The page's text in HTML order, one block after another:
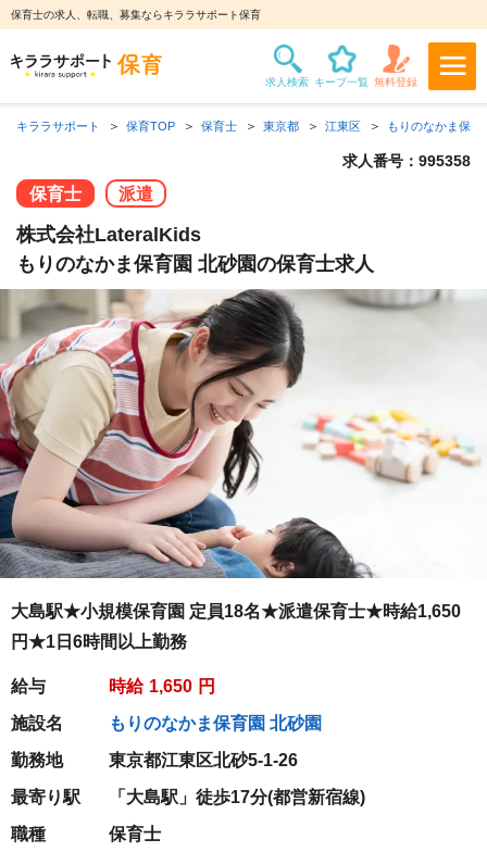
保育士の求人、転職、募集ならキララサポート保育
キララサポート 保育TOP 保育士 東京都 江東区 もりのなかま保育
求人番号：995358
保育士 派遣
株式会社LateralKids
もりのなかま保育園 北砂園の保育士求人
大島駅★小規模保育園 定員18名★派遣保育士★時給1,650
円★1日6時間以上勤務
給与 時給 1,650 円
施設名
もりのなかま保育園 北砂園
勤務地
東京都江東区北砂5-1-26
最寄り駅
「大島駅」徒歩17分(都営新宿線)
職種
保育士